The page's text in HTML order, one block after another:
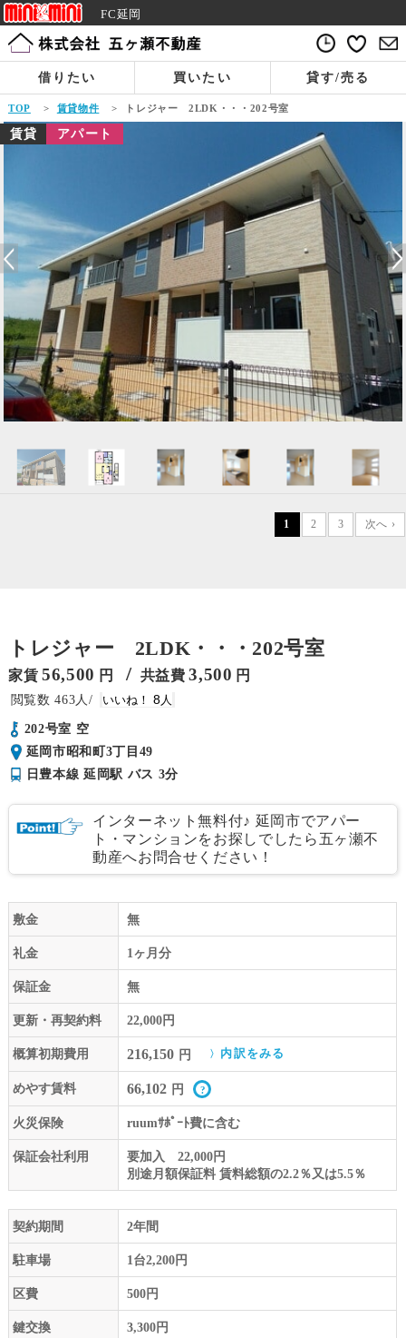
FC延岡
借りたい 買いたい 貸す/売る
TOP > 賃貸物件 > トレジャー 2LDK・・・202号室
賃貸 アパート
1 2 3 次へ ›
トレジャー 2LDK・・・202号室
家賃 56,500 円 / 共益費 3,500 円
463
8
202号室 空
延岡市昭和町3丁目49
日豊本線 延岡駅 バス 3分
インターネット無料付♪ 延岡市でアパー
ト・マンションをお探しでしたら五ヶ瀬不
動産へお問合せください！
敷金 無
礼金 1ヶ月分
保証金 無
更新・再契約料 22,000円
概算初期費用 216,150 円 内訳をみる
めやす賃料 66,102 円
火災保険 ruumｻﾎﾟｰﾄ費に含む
保証会社利用
要加入 22,000円
別途月額保証料 賃料総額の2.2％又は5.5％
契約期間 2年間
駐車場 1台2,200円
区費 500円
鍵交換 3,300円